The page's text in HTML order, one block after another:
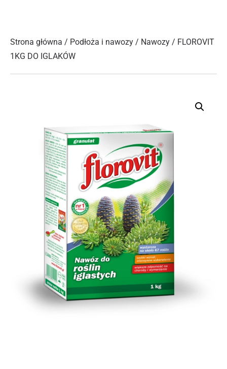
Strona główna / Podłoża i nawozy / Nawozy / FLOROVIT
1KG DO IGLAKÓW